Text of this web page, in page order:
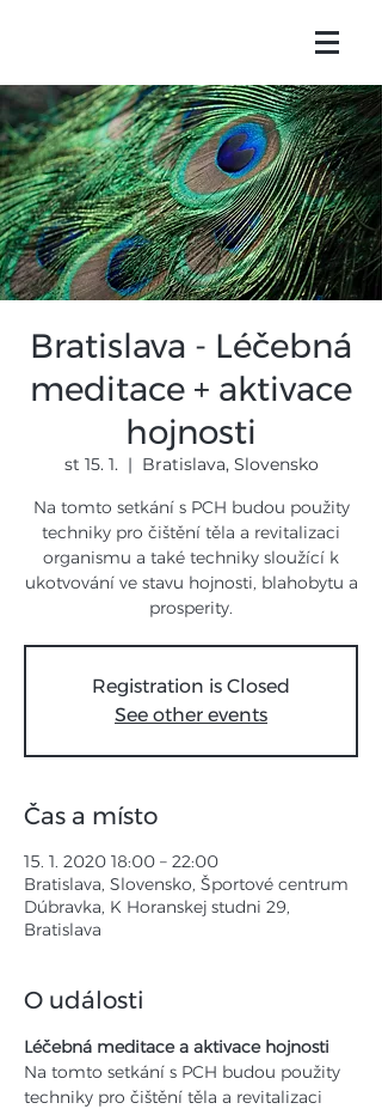
Bratislava - Léčebná
meditace + aktivace
hojnosti
st 15. 1.
  |
Bratislava, Slovensko
Na tomto setkání s PCH budou použity
techniky pro čištění těla a revitalizaci
organismu a také techniky sloužící k
ukotvování ve stavu hojnosti, blahobytu a
prosperity.
Registration is Closed
See other events
Čas a místo
15. 1. 2020 18:00 – 22:00
Bratislava, Slovensko, Športové centrum
Dúbravka, K Horanskej studni 29,
Bratislava
O události
Léčebná meditace a aktivace hojnosti
Na tomto setkání s PCH budou použity
techniky pro čištění těla a revitalizaci